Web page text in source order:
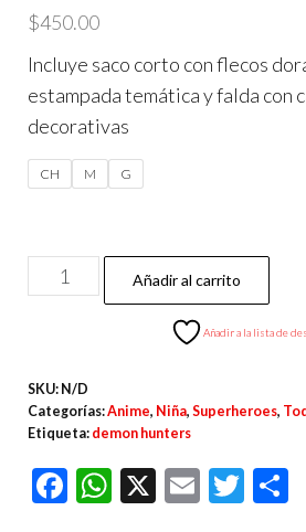
$450.00
Incluye saco corto con flecos
estampada temática y falda con
decorativas
CH M G
Conjunto
K-
Hunters
cantidad
Añadir al carrito
Añadir a la lista de
SKU: N/D
Categorías:Anime, Niña, Superheroes,
Etiqueta: demon hunters
F
W X
E
T